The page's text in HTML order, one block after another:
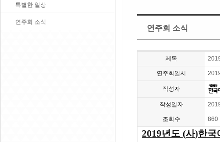
특별한 일상
연주회 소식
연주회 소식
제목
연주회일시
작성자
작성일자
조회수 860
2019년도 (사)한국